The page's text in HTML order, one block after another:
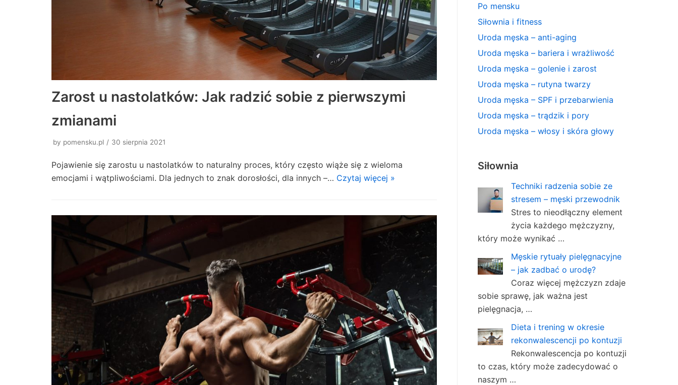
Zarost u nastolatków: Jak radzić sobie z pierwszymi
zmianami
by pomensku.pl 30 sierpnia 2021
Pojawienie się zarostu u nastolatków to naturalny proces, który często wiąże się z wieloma
emocjami i wątpliwościami. Dla jednych to znak dorosłości, dla innych –… Czytaj więcej »
Po mensku
Siłownia i fitness
Uroda męska – anti-aging
Uroda męska – bariera i wrażliwość
Uroda męska – golenie i zarost
Uroda męska – rutyna twarzy
Uroda męska – SPF i przebarwienia
Uroda męska – trądzik i pory
Uroda męska – włosy i skóra głowy
Siłownia
Techniki radzenia sobie ze
stresem – męski przewodnik
Stres to nieodłączny element
życia każdego mężczyzny,
który może wynikać …
Męskie rytuały pielęgnacyjne
– jak zadbać o urodę?
Coraz więcej mężczyzn zdaje
sobie sprawę, jak ważna jest
pielęgnacja, …
Dieta i trening w okresie
rekonwalescencji po kontuzji
Rekonwalescencja po kontuzji
to czas, który może zadecydować o
naszym …